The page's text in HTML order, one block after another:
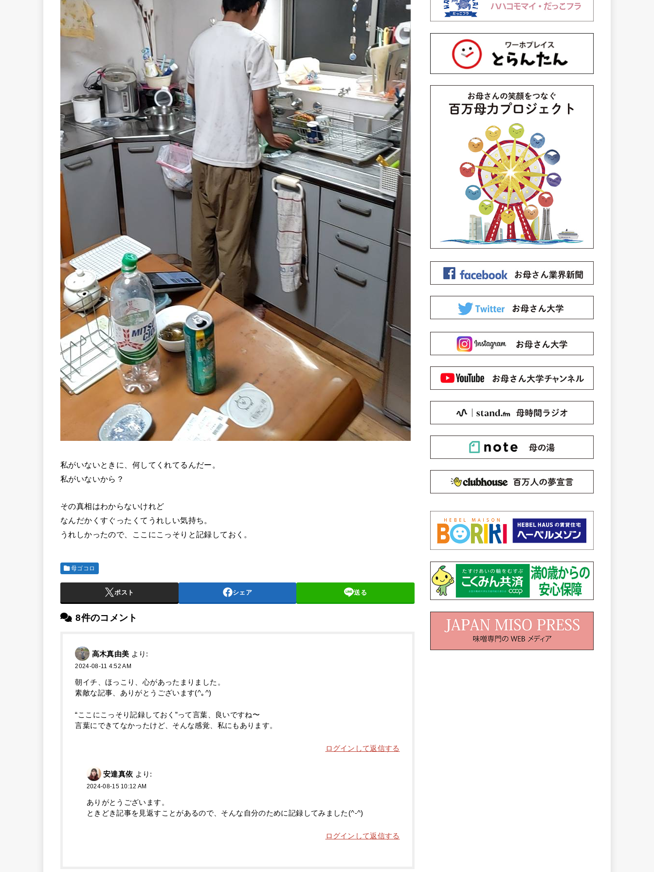
私がいないときに、何してくれてるんだー。
私がいないから？
その真相はわからないけれど
なんだかくすぐったくてうれしい気持ち。
うれしかったので、ここにこっそりと記録しておく。
母ゴコロ
ポスト シェア 送る
8件のコメント
高木真由美 より:
2024-08-11 4:52 AM
朝イチ、ほっこり、心があったまりました。
素敵な記事、ありがとうございます(^｡^)
“ここにこっそり記録しておく”って言葉、良いですね〜
言葉にできてなかったけど、そんな感覚、私にもあります。
ログインして返信する
安達真依 より:
2024-08-15 10:12 AM
ありがとうございます。
ときどき記事を見返すことがあるので、そんな自分のために記録してみました(^-^)
ログインして返信する